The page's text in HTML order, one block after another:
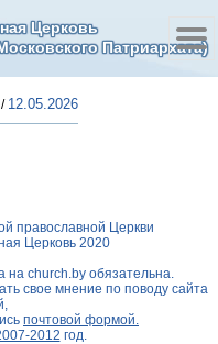
Церковь
Патриархата)
/ 12.05.2026
православной Церкви
Церковь 2020
на church.byобязательна.
свое мнение по поводу сайта
почтовой формой.
2012 год.